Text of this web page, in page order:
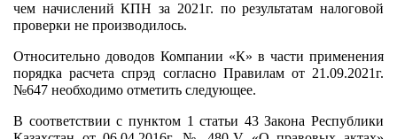
чем начислений КПН за 2021г. по результатам налоговой
проверки не производилось.
Относительно доводов Компании «К» в части применения
порядка расчета спрэд согласно Правилам от 21.09.2021г.
№647 необходимо отметить следующее.
В соответствии с пунктом 1 статьи 43 Закона Республики